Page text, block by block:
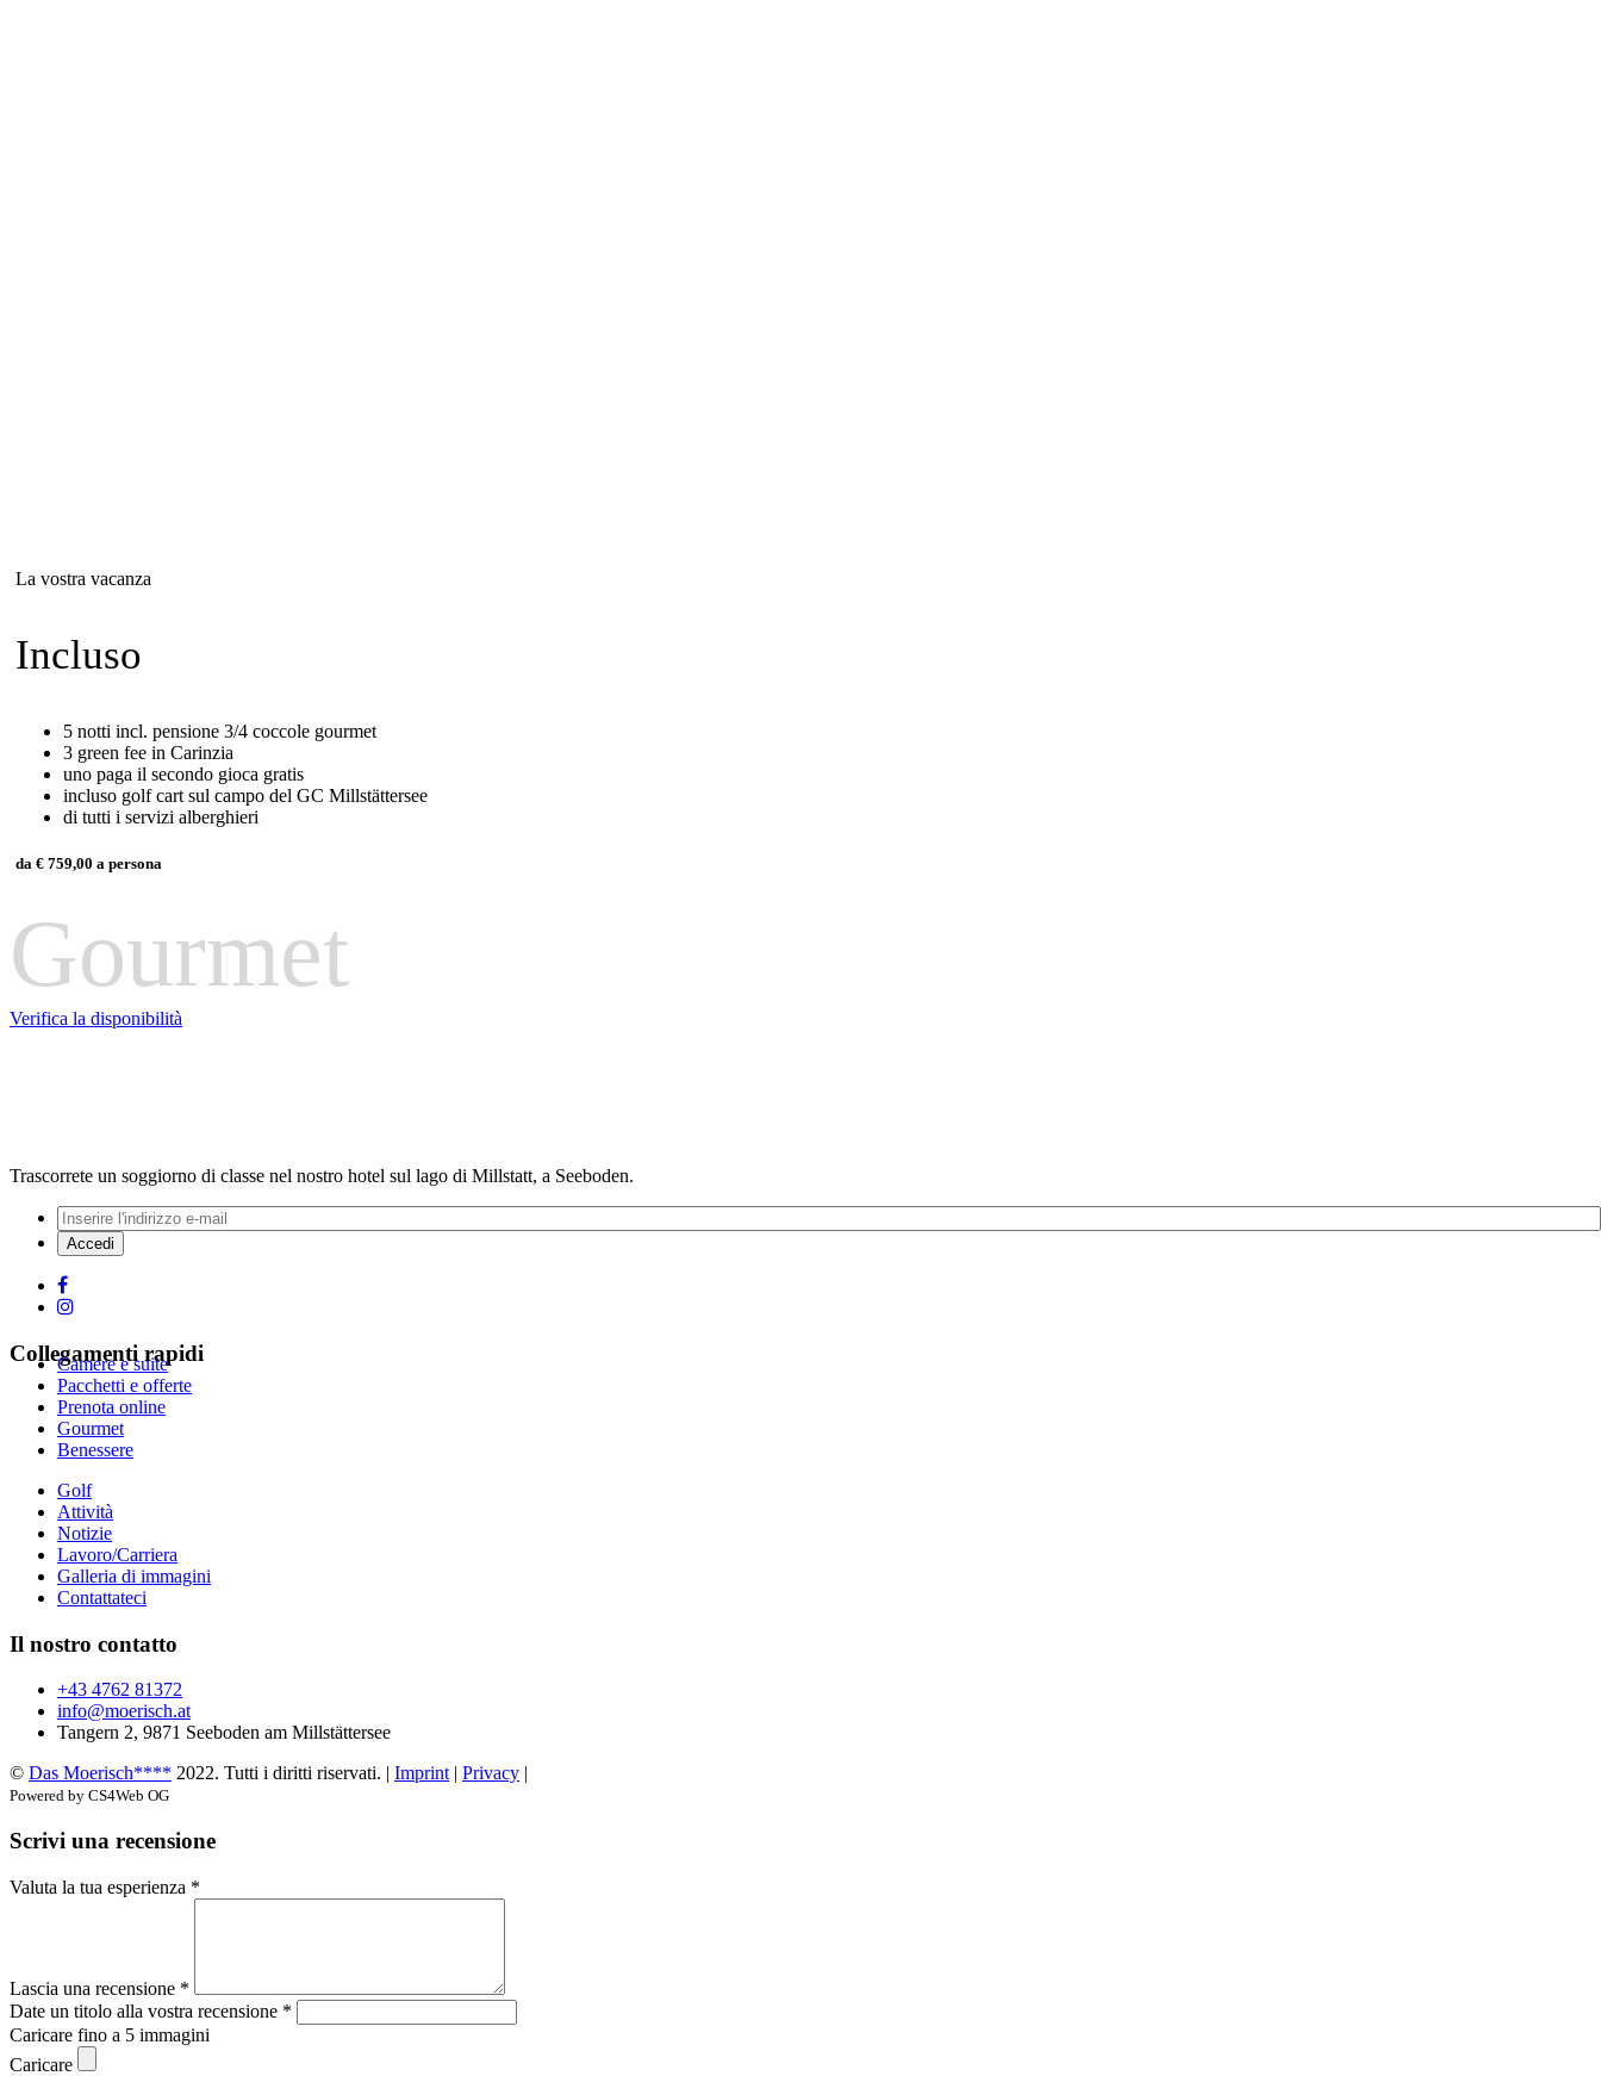
La vostra vacanza
Incluso
5 notti incl. pensione 3/4 coccole gourmet
3 green fee in Carinzia
uno paga il secondo gioca gratis
incluso golf cart sul campo del GC Millstättersee
di tutti i servizi alberghieri
da € 759,00 a persona
Gourmet
Verifica la disponibilità
Trascorrete un soggiorno di classe nel nostro hotel sul lago di Millstatt, a Seeboden.
Collegamenti rapidi
Camere e suite
Pacchetti e offerte
Prenota online
Gourmet
Benessere
Golf
Attività
Notizie
Lavoro/Carriera
Galleria di immagini
Contattateci
Il nostro contatto
+43 4762 81372
info@moerisch.at
Tangern 2, 9871 Seeboden am Millstättersee
© Das Moerisch**** 2022. Tutti i diritti riservati. | Imprint | Privacy |
Powered by CS4Web OG
Scrivi una recensione
Valuta la tua esperienza *
Lascia una recensione *
Date un titolo alla vostra recensione *
Caricare fino a 5 immagini
Caricare